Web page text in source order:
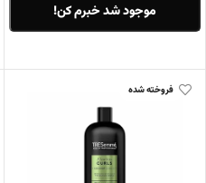
موجود شد خبرم کن!
فروخته شده